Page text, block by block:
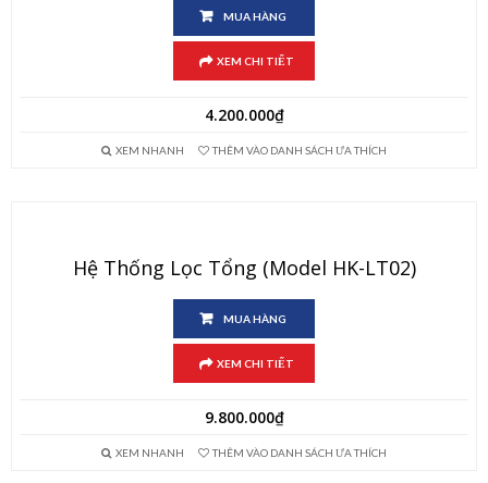
MUA HÀNG
XEM CHI TIẾT
4.200.000₫
XEM NHANH THÊM VÀO DANH SÁCH ƯA THÍCH
Hệ Thống Lọc Tổng (Model HK-LT02)
MUA HÀNG
XEM CHI TIẾT
9.800.000₫
XEM NHANH THÊM VÀO DANH SÁCH ƯA THÍCH